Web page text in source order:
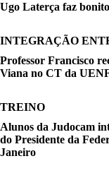
Ugo Laterça faz
INTEGRAÇÃO
Professor Francisco
Viana no CT da
TREINO
Alunos da Judocam
do Presidente da
Janeiro